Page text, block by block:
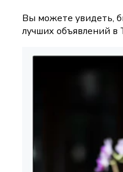
Вы можете увидеть,
лучших объявлений в